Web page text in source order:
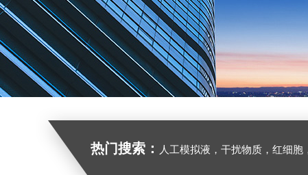
热门搜索： 人工模拟液，干扰物质，红细